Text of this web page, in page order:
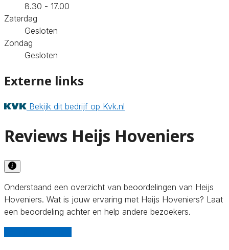
8.30 - 17.00
Zaterdag
Gesloten
Zondag
Gesloten
Externe links
Bekijk dit bedrijf op Kvk.nl
Reviews Heijs Hoveniers
Onderstaand een overzicht van beoordelingen van Heijs
Hoveniers. Wat is jouw ervaring met Heijs Hoveniers? Laat
een beoordeling achter en help andere bezoekers.